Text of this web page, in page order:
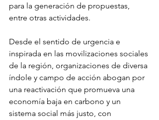
para la generación de propuestas,
entre otras actividades.
Desde el sentido de urgencia e
inspirada en las movilizaciones sociales
de la región, organizaciones de diversa
índole y campo de acción abogan por
una reactivación que promueva una
economía baja en carbono y un
sistema social más justo, con